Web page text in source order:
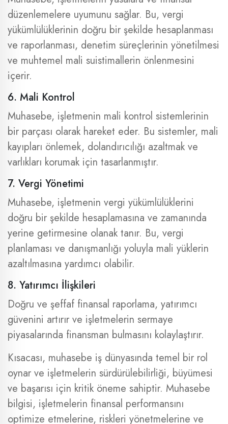
düzenlemelere uyumunu sağlar. Bu, vergi
yükümlülüklerinin doğru bir şekilde hesaplanması
ve raporlanması, denetim süreçlerinin yönetilmesi
ve muhtemel mali suistimallerin önlenmesini
içerir.
6. Mali Kontrol
Muhasebe, işletmenin mali kontrol sistemlerinin
bir parçası olarak hareket eder. Bu sistemler, mali
kayıpları önlemek, dolandırıcılığı azaltmak ve
varlıkları korumak için tasarlanmıştır.
7. Vergi Yönetimi
Muhasebe, işletmenin vergi yükümlülüklerini
doğru bir şekilde hesaplamasına ve zamanında
yerine getirmesine olanak tanır. Bu, vergi
planlaması ve danışmanlığı yoluyla mali yüklerin
azaltılmasına yardımcı olabilir.
8. Yatırımcı İlişkileri
Doğru ve şeffaf finansal raporlama, yatırımcı
güvenini artırır ve işletmelerin sermaye
piyasalarında finansman bulmasını kolaylaştırır.
Kısacası, muhasebe iş dünyasında temel bir rol
oynar ve işletmelerin sürdürülebilirliği, büyümesi
ve başarısı için kritik öneme sahiptir. Muhasebe
bilgisi, işletmelerin finansal performansını
optimize etmelerine, riskleri yönetmelerine ve